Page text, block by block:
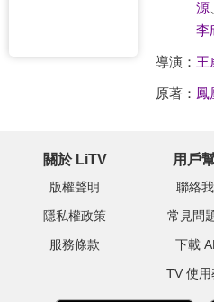
源
李
導演： 王
原著： 鳳
關於 LiTV
版權聲明
隱私權政策
服務條款
用戶
聯絡
常見問
下載
TV 使用